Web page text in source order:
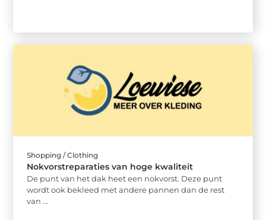
Shopping / Clothing
Nokvorstreparaties van hoge kwaliteit
De punt van het dak heet een nokvorst. Deze punt
wordt ook bekleed met andere pannen dan de rest
van ...